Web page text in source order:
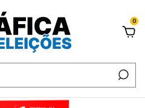
0